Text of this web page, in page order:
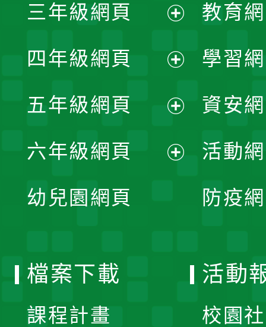
選
單
開
選
單
三年級網頁
開
選
單
四年級網頁
開
選
五年級網頁
開
六年級網頁
幼兒園網頁
教育
學習
資安
活動
防疫
檔案下載
課程計畫
活動
校園